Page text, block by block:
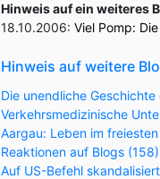
Hinweis auf ein weiteres
18.10.2006: Viel Pomp:
Hinweis auf weitere
Die unendliche
Verkehrsmedizinische
Aargau: Leben im
Reaktionen auf Blogs
Auf US-Befehl